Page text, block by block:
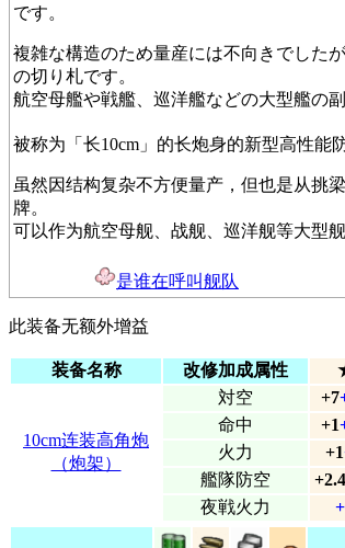
です。
複雑な構造のため量産には不向きでした
の切り札です。
航空母艦や戦艦、巡洋艦などの大型艦の
被称为「长10cm」的长炮身的新型高性能
虽然因结构复杂不方便量产，但也是从挑
牌。
可以作为航空母舰、战舰、巡洋舰等大型舰
是谁在呼叫舰队
此装备无额外增益
装备名称 改修加成属性
10cm连装高角炮
（炮架）
対空 +7
命中 +1
火力
+1
艦隊防空
+2.4
夜戦火力